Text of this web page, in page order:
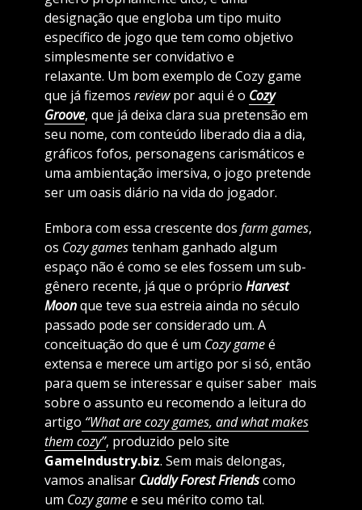
designação que engloba um tipo muito
específico de jogo que tem como objetivo
simplesmente ser convidativo e
relaxante. Um bom exemplo de Cozy game
que já fizemos reviewpor aqui é o Cozy
Groove, que já deixa clara sua pretensão em
seu nome, com conteúdo liberado dia a dia,
gráficos fofos, personagens carismáticos e
uma ambientação imersiva, o jogo pretende
ser um oasis diário na vida do jogador.
Embora com essa crescente dos farm games,
os Cozy gamestenham ganhado algum
espaço não é como se eles fossem um sub-
gênero recente, já que o próprio Harvest
Moonque teve sua estreia ainda no século
passado pode ser considerado um. A
conceituação do que é um Cozy gameé
extensa e merece um artigo por si só, então
para quem se interessar e quiser saber mais
sobre o assunto eu recomendo a leitura do
artigo “What are cozy games, and what makes
them cozy”, produzido pelo site
GameIndustry.biz. Sem mais delongas,
vamos analisar Cuddly Forest Friendscomo
um Cozy gamee seu mérito como tal.